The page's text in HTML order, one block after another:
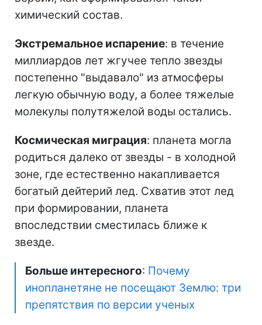
химический состав.
Экстремальное испарение: в течение
миллиардов лет жгучее тепло звезды
постепенно "выдавало" из атмосферы
легкую обычную воду, а более тяжелые
молекулы полутяжелой воды остались.
Космическая миграция: планета могла
родиться далеко от звезды - в холодной
зоне, где естественно накапливается
богатый дейтерий лед. Схватив этот лед
при формировании, планета
впоследствии сместилась ближе к
звезде.
Больше интересного: Почему
инопланетяне не посещают Землю: три
препятствия по версии ученых